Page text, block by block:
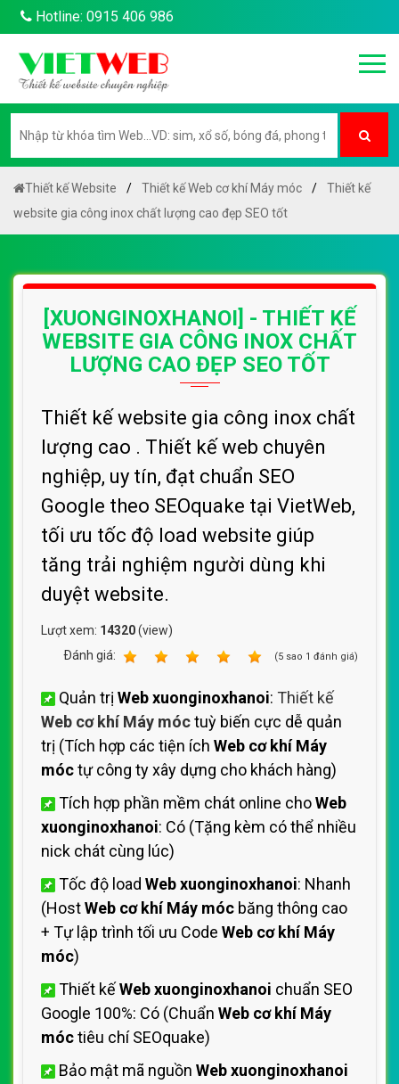
Hotline: 0915 406 986
Thiết kế Website Thiết kế Web cơ khí Máy móc
Thiết kế
website gia công inox chất lượng cao đẹp SEO tốt
[XUONGINOXHANOI] - THIẾT KẾ
WEBSITE GIA CÔNG INOX CHẤT
LƯỢNG CAO ĐẸP SEO TỐT
Thiết kế website gia công inox chất
lượng cao . Thiết kế web chuyên
nghiệp, uy tín, đạt chuẩn SEO
Google theo SEOquake tại VietWeb,
tối ưu tốc độ load website giúp
tăng trải nghiệm người dùng khi
duyệt website.
Lượt xem: 14320(view)
Ðánh giá:
(5 sao 1 đánh giá)
Quản trị Web xuonginoxhanoi: Thiết kế
Web cơ khí Máy móctuỳ biến cực dễ quản
trị (Tích hợp các tiện ích Web cơ khí Máy
móctự công ty xây dựng cho khách hàng)
Tích hợp phần mềm chát online choWeb
xuonginoxhanoi: Có (Tặng kèm có thể nhiều
nick chát cùng lúc)
Tốc độ load Web xuonginoxhanoi: Nhanh
(HostWeb cơ khí Máy móc băng thông cao
+ Tự lập trình tối ưu Code Web cơ khí Máy
móc)
Thiết kếWeb xuonginoxhanoi chuẩn SEO
Google 100%: Có (Chuẩn Web cơ khí Máy
móctiêu chí SEOquake)
Bảo mật mã nguồn Web xuonginoxhanoi